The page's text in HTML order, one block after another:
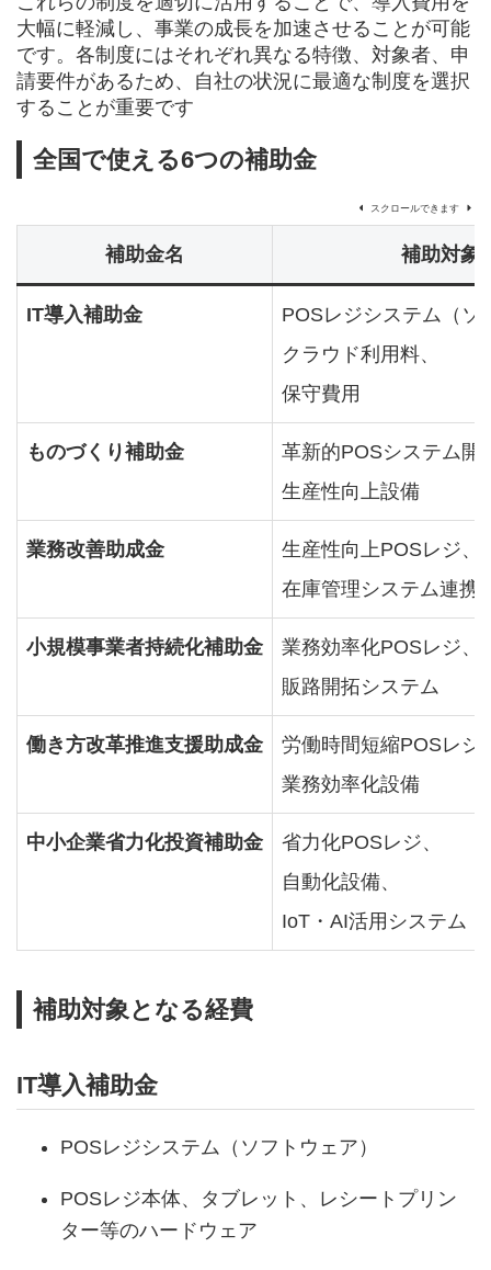
大幅に軽減し、事業の成長を加速させることが可能
です。各制度にはそれぞれ異なる特徴、対象者、申
請要件があるため、自社の状況に最適な制度を選択
することが重要です
全国で使える6つの補助金
スクロールできます
補助金名 補助対象
IT導入補助金
POSレジシステム（ソ
クラウド利用料、
保守費用
ものづくり補助金
革新的POSシステム開
生産性向上設備
業務改善助成金
生産性向上POSレジ、
在庫管理システム連携
小規模事業者持続化補助金
業務効率化POSレジ、
販路開拓システム
働き方改革推進支援助成金
労働時間短縮POSレジ
業務効率化設備
中小企業省力化投資補助金
省力化POSレジ、
自動化設備、
IoT・AI活用システム
補助対象となる経費
IT導入補助金
POSレジシステム（ソフトウェア）
POSレジ本体、タブレット、レシートプリン
ター等のハードウェア